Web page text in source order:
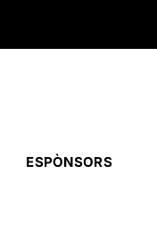
ESPÒNSORS